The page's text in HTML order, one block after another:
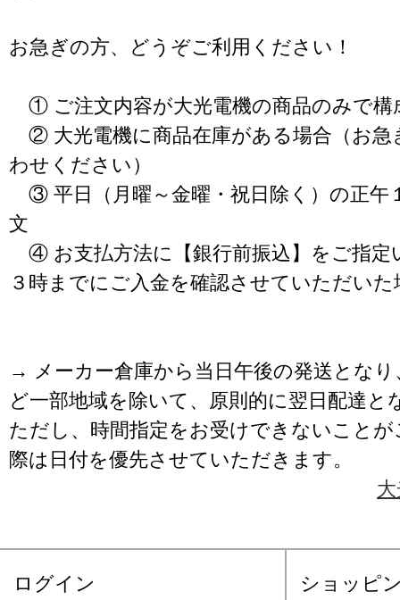
お急ぎの方、どうぞご利用ください！
① ご注文内容が大光電機の商品のみで構
② 大光電機に商品在庫がある場合（お急
わせください）
③ 平日（月曜～金曜・祝日除く）の正午
文
④ お支払方法に【銀行前振込】をご指定
３時までにご入金を確認させていただいた
→ メーカー倉庫から当日午後の発送となり
ど一部地域を除いて、原則的に翌日配達と
ただし、時間指定をお受けできないこと
際は日付を優先させていただきます。
ログイン ショッピ